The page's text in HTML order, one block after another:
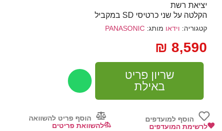
יציאת רשת
הקלטה על שני כרטיסי SD במקביל
קטגוריה: וידאו מותג: PANASONIC
₪ 8,590
שריון פריט
באילת
הוסף למועדפים
לרשימת המועדפים
הוסף פריט להשוואה
להשוואת פריטים